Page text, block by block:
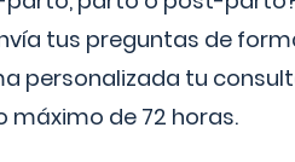
tus preguntas de
personalizada tu
máximo de 72 horas.